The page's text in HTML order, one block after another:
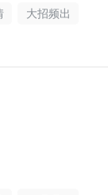
大招频出